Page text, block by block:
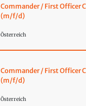
Commander / First Officer
(m/f/d)
Österreich
Commander / First Officer
(m/f/d)
Österreich